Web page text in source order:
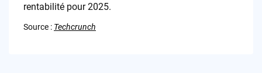
rentabilité pour 2025.
Source : Techcrunch